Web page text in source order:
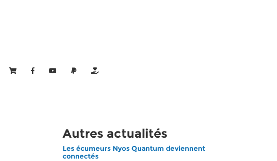
Autres actualités
Les écumeurs Nyos Quantum deviennent
connectés